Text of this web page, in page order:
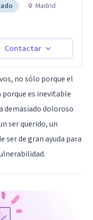
Madrid
Contactar
no sólo porque el
es inevitable
demasiado doloroso
ser querido, un
ser de gran ayuda para